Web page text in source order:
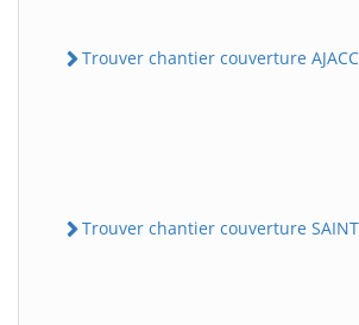
Trouver chantier couverture
Trouver chantier couverture